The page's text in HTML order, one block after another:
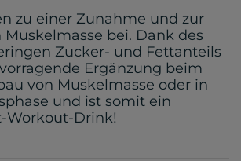
zu einer Zunahme und zur
bei. Dank des
Zucker- und Fettanteils
Ergänzung beim
von Muskelmasse oder in
und ist somit ein
Workout-Drink!